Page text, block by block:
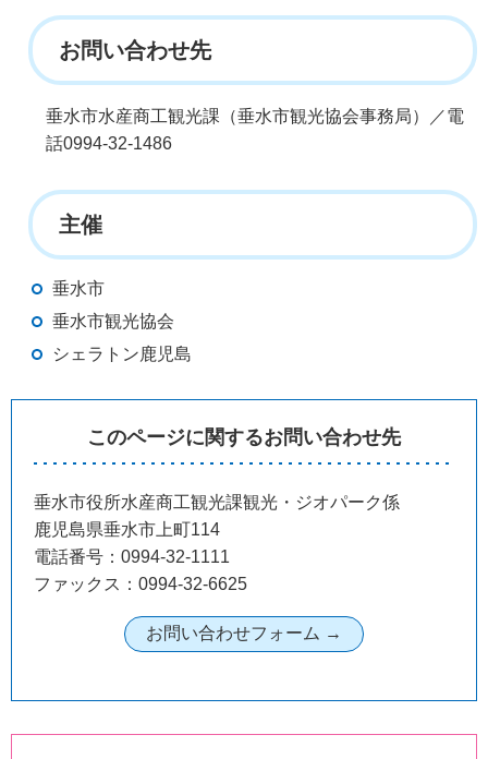
お問い合わせ先
垂水市水産商工観光課（垂水市観光協会事務局）／電
話0994-32-1486
主催
垂水市
垂水市観光協会
シェラトン鹿児島
このページに関するお問い合わせ先
垂水市役所水産商工観光課観光・ジオパーク係
鹿児島県垂水市上町114
電話番号：0994-32-1111
ファックス：0994-32-6625